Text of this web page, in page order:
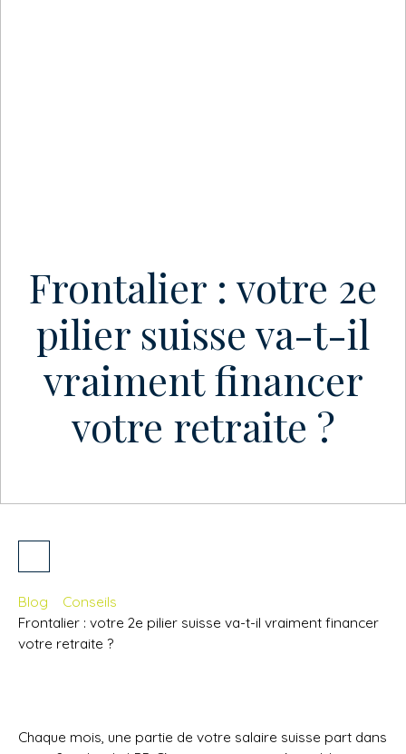
Frontalier : votre 2e
pilier suisse va-t-il
vraiment financer
votre retraite ?
Blog
Conseils
Frontalier : votre 2e pilier suisse va-t-il vraiment financer
votre retraite ?
Chaque mois, une partie de votre salaire suisse part dans